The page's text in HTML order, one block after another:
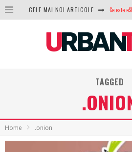
CELE MAI NOI ARTICOLE
TAGGED
Home .onion